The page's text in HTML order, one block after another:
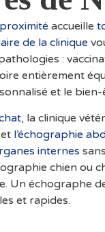
accueille
de la clinique
:
entièrement
et le
, la clinique
et l’échographie
internes
chien ou
Un échographe
et rapides.